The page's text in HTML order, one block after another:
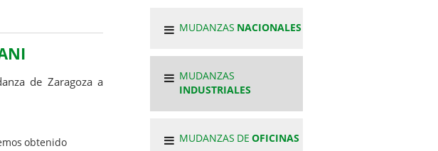
de Zaragoza a
obtenido
MUDANZAS NACIONALES
MUDANZAS
INDUSTRIALES
MUDANZAS DE OFICINAS